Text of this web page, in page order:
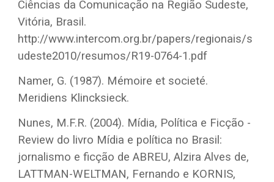
Ciências da Comunicação na Região Sudeste,
Vitória, Brasil.
http://www.intercom.org.br/papers/regionais/s
udeste2010/resumos/R19-0764-1.pdf
Namer, G. (1987). Mémoire et societé.
Meridiens Klincksieck.
Nunes, M.F.R. (2004). Mídia, Política e Ficção -
Review do livro Mídia e política no Brasil:
jornalismo e ficção de ABREU, Alzira Alves de,
LATTMAN-WELTMAN, Fernando e KORNIS,